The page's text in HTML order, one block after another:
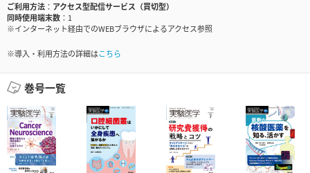
ご利用方法
アクセス型配信サービス（買切型）
同時使用端末数
1
※インターネット経由でのWEBブラウザによるアクセス参照
※導入・利用方法の詳細はこちら
巻号一覧